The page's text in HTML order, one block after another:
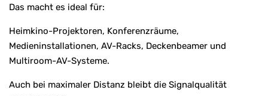
Das macht es ideal für:
Heimkino-Projektoren, Konferenzräume,
Medieninstallationen, AV-Racks, Deckenbeamer und
Multiroom-AV-Systeme.
Auch bei maximaler Distanz bleibt die Signalqualität